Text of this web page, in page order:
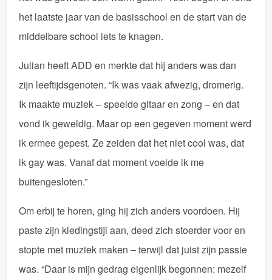
het laatste jaar van de basisschool en de start van de
middelbare school iets te knagen.
Julian heeft ADD en merkte dat hij anders was dan
zijn leeftijdsgenoten. “Ik was vaak afwezig, dromerig.
Ik maakte muziek – speelde gitaar en zong – en dat
vond ik geweldig. Maar op een gegeven moment werd
ik ermee gepest. Ze zeiden dat het niet cool was, dat
ik gay was. Vanaf dat moment voelde ik me
buitengesloten.”
Om erbij te horen, ging hij zich anders voordoen. Hij
paste zijn kledingstijl aan, deed zich stoerder voor en
stopte met muziek maken – terwijl dat juist zijn passie
was. “Daar is mijn gedrag eigenlijk begonnen: mezelf